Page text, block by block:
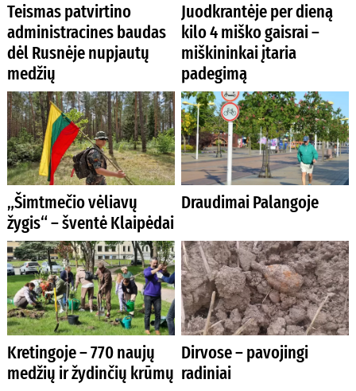
Teismas patvirtino
administracines baudas
dėl Rusnėje nupjautų
medžių
Juodkrantėje per dieną
kilo 4 miško gaisrai –
miškininkai įtaria
padegimą
„Šimtmečio vėliavų
žygis“ – šventė Klaipėdai
Draudimai Palangoje
Kretingoje – 770 naujų
medžių ir žydinčių krūmų
Dirvose – pavojingi
radiniai